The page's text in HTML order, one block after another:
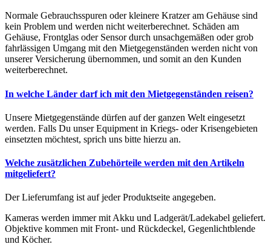
Normale Gebrauchsspuren oder kleinere Kratzer am Gehäuse sind
kein Problem und werden nicht weiterberechnet. Schäden am
Gehäuse, Frontglas oder Sensor durch unsachgemäßen oder grob
fahrlässigen Umgang mit den Mietgegenständen werden nicht von
unserer Versicherung übernommen, und somit an den Kunden
weiterberechnet.
In welche Länder darf ich mit den Mietgegenständen reisen?
Unsere Mietgegenstände dürfen auf der ganzen Welt eingesetzt
werden. Falls Du unser Equipment in Kriegs- oder Krisengebieten
einsetzten möchtest, sprich uns bitte hierzu an.
Welche zusätzlichen Zubehörteile werden mit den Artikeln
mitgeliefert?
Der Lieferumfang ist auf jeder Produktseite angegeben.
Kameras werden immer mit Akku und Ladgerät/Ladekabel geliefert.
Objektive kommen mit Front- und Rückdeckel, Gegenlichtblende
und Köcher.